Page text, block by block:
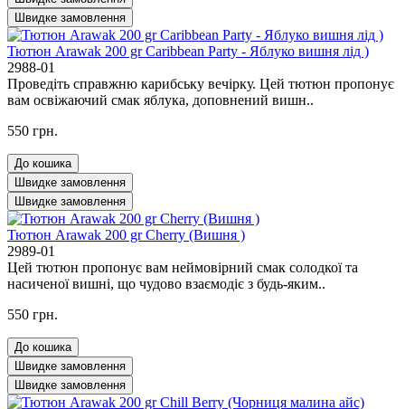
Швидке замовлення
Тютюн Arawak 200 gr Caribbean Party - Яблуко вишня лід )
2988-01
Проведіть справжню карибську вечірку. Цей тютюн пропонує
вам освіжаючий смак яблука, доповнений вишн..
550 грн.
До кошика
Швидке замовлення
Швидке замовлення
Тютюн Arawak 200 gr Cherry (Вишня )
2989-01
Цей тютюн пропонує вам неймовірний смак солодкої та
насиченої вишні, що чудово взаємодіє з будь-яким..
550 грн.
До кошика
Швидке замовлення
Швидке замовлення